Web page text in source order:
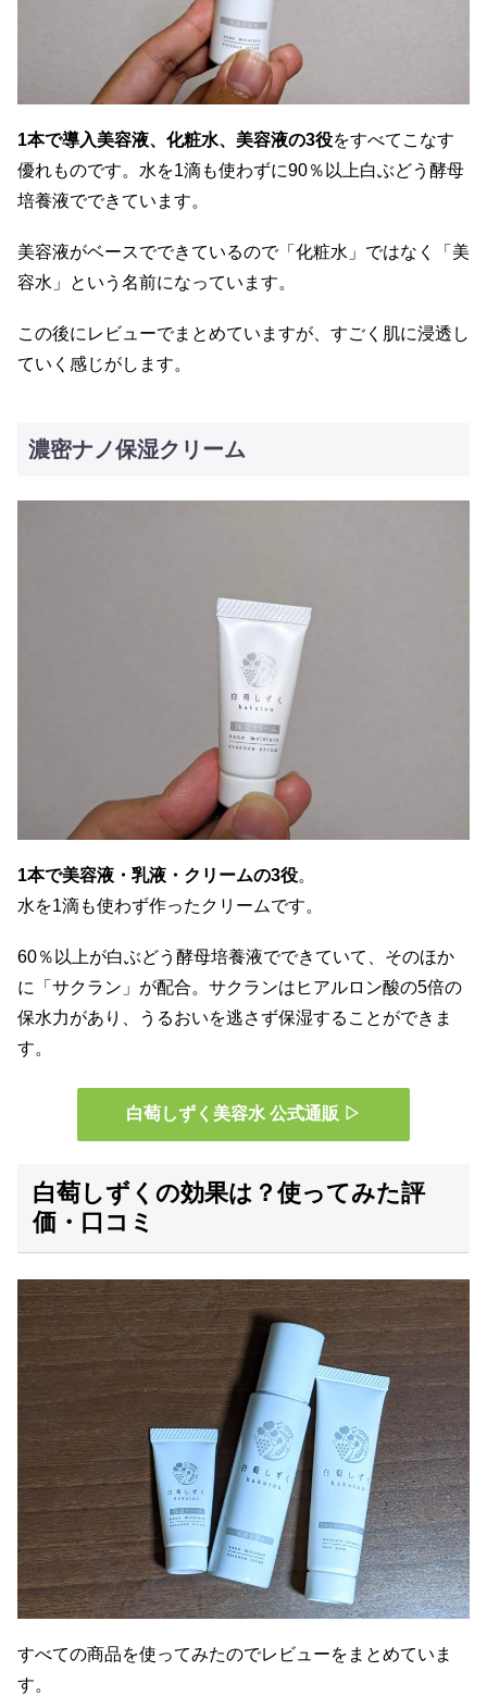
1本で導入美容液、化粧水、美容液の3役をすべてこなす
優れものです。水を1滴も使わずに90％以上白ぶどう酵母
培養液でできています。
美容液がベースでできているので「化粧水」ではなく「美
容水」という名前になっています。
この後にレビューでまとめていますが、すごく肌に浸透し
ていく感じがします。
濃密ナノ保湿クリーム
1本で美容液・乳液・クリームの3役。
水を1滴も使わず作ったクリームです。
60％以上が白ぶどう酵母培養液でできていて、そのほか
に「サクラン」が配合。サクランはヒアルロン酸の5倍の
保水力があり、うるおいを逃さず保湿することができま
す。
白萄しずく美容水 公式通販 ▷
白萄しずくの効果は？使ってみた評
価・口コミ
すべての商品を使ってみたのでレビューをまとめていま
す。